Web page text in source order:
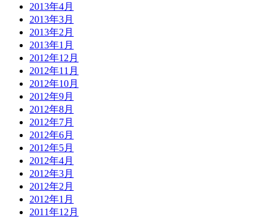
2013年4月
2013年3月
2013年2月
2013年1月
2012年12月
2012年11月
2012年10月
2012年9月
2012年8月
2012年7月
2012年6月
2012年5月
2012年4月
2012年3月
2012年2月
2012年1月
2011年12月